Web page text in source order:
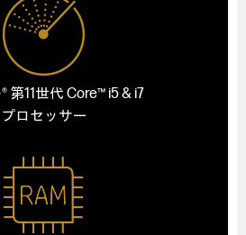
第11世代 Core™ i5 & i7
プロセッサー